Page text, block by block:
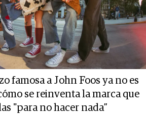
famosa a John Foos ya no es
se reinventa la marca que
"para no hacer nada”